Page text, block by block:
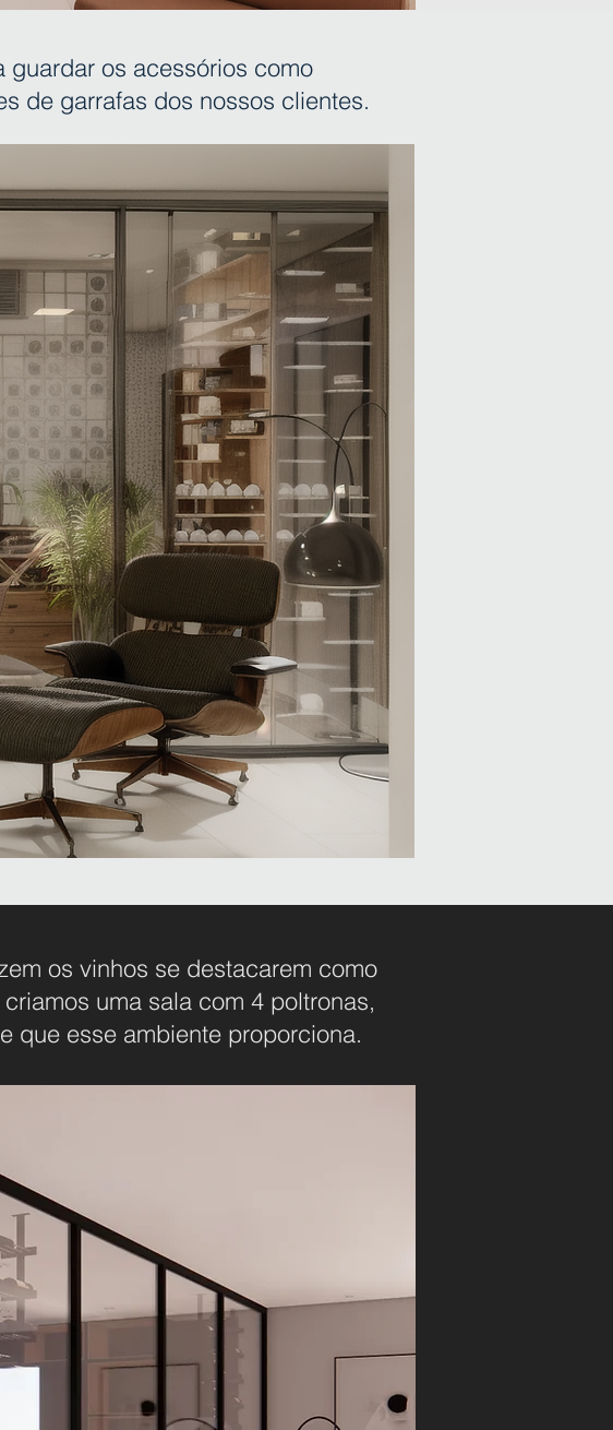
guardar os acessórios como
de garrafas dos nossos clientes.
os vinhos se destacarem como
uma sala com 4 poltronas,
que esse ambiente proporciona.